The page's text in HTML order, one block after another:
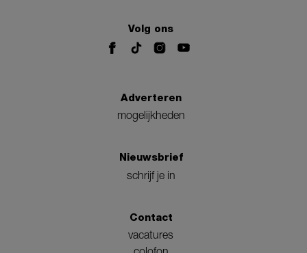
Volg ons
Adverteren
mogelijkheden
Nieuwsbrief
schrijf je in
Contact
vacatures